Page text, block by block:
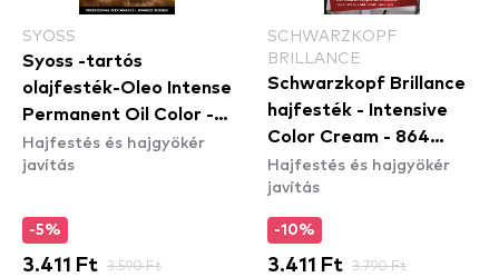
SYOSS
Syoss -tartós
olajfesték-Oleo Intense
Permanent Oil Color -
6-76 Warm Copper
Hajfestés és hajgyökér
javítás
-5%
3.411 Ft 3.590 Ft
SCHWARZKOPF
BRILLANCE
Schwarzkopf Brillance
hajfesték - Intensive
Color Cream - 864
Fawn
Hajfestés és hajgyökér
javítás
-10%
3.411 Ft 3.790 Ft